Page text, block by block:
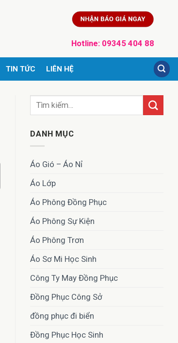
Hotline: 09345 404 88
TIN TỨC LIÊN HỆ
DANH MỤC
Áo Gió – Áo Nỉ
Áo Lớp
Áo Phông Đồng Phục
Áo Phông Sự Kiện
Áo Phông Trơn
Áo Sơ Mi Học Sinh
Công Ty May Đồng Phục
Đồng Phục Công Sở
đồng phục đi biển
Đồng Phục Học Sinh